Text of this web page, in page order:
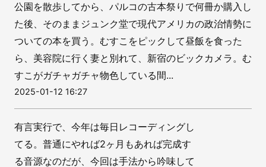
公園を散歩してから、パルコの古本祭りで何冊か購入し
た後、そのままジュンク堂で現代アメリカの政治情勢に
ついての本を買う。むすこをピックして昼飯を食った
ら、美容院に行く妻と別れて、新宿のビックカメラ。む
すこがガチャガチャ物色している間...
2025-01-12 16:27
有言実行で、今年は毎日レコーディングし
てる。普通にやれば2ヶ月もあれば完成す
る音源なのだが、今回は手法から吟味して